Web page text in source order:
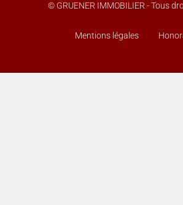
© GRUENER IMMOBILIER - Tous
Mentions légales